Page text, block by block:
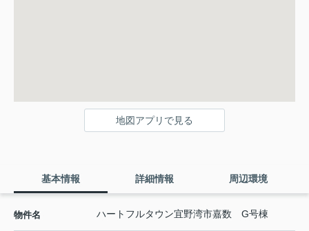
地図アプリで見る
基本情報 詳細情報 周辺環境
物件名 ハートフルタウン宜野湾市嘉数 G号棟